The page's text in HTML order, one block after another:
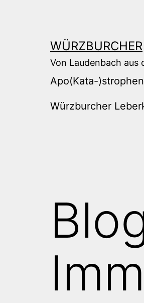
WÜRZBURCHER
Von Laudenbach aus
Apo(Kata-)strophen
Würzburcher